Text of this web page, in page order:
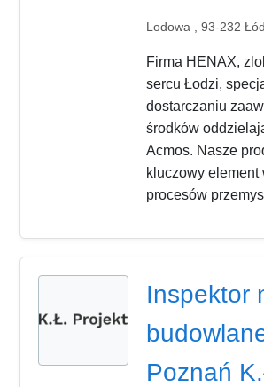
Lodowa , 93-232
Firma HENAX,
sercu Łodzi,
dostarczaniu
środków
Acmos. Nasze
kluczowy element
procesów
Inspektor
Poznań